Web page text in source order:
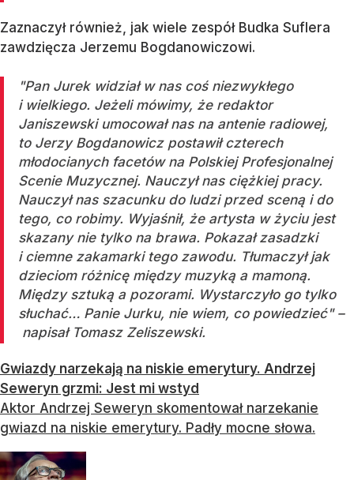
Zaznaczył również, jak wiele zespół Budka Suflera
zawdzięcza Jerzemu Bogdanowiczowi.
"Pan Jurek widział w nas coś niezwykłego
i wielkiego. Jeżeli mówimy, że redaktor
Janiszewski umocował nas na antenie radiowej,
to Jerzy Bogdanowicz postawił czterech
młodocianych facetów na Polskiej Profesjonalnej
Scenie Muzycznej. Nauczył nas ciężkiej pracy.
Nauczył nas szacunku do ludzi przed sceną i do
tego, co robimy. Wyjaśnił, że artysta w życiu jest
skazany nie tylko na brawa. Pokazał zasadzki
i ciemne zakamarki tego zawodu. Tłumaczył jak
dzieciom różnicę między muzyką a mamoną.
Między sztuką a pozorami. Wystarczyło go tylko
słuchać… Panie Jurku, nie wiem, co powiedzieć" –
napisał Tomasz Zeliszewski.
Gwiazdy narzekają na niskie emerytury. Andrzej
Seweryn grzmi: Jest mi wstyd
Aktor Andrzej Seweryn skomentował narzekanie
gwiazd na niskie emerytury. Padły mocne słowa.